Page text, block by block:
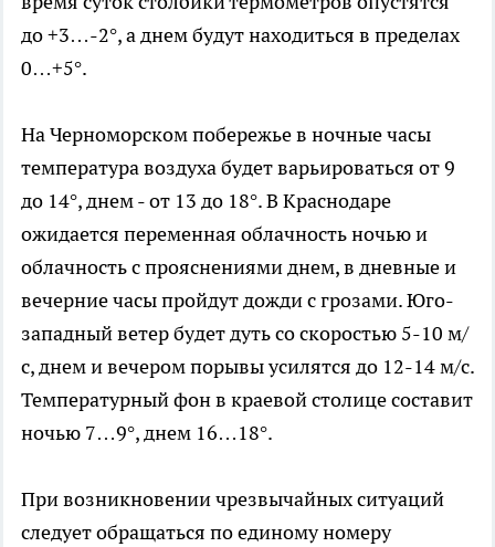
до +3…-2°, а днем будут находиться в пределах
0…+5°.
На Черноморском побережье в ночные часы
температура воздуха будет варьироваться от 9
до 14°, днем - от 13 до 18°. В Краснодаре
ожидается переменная облачность ночью и
облачность с прояснениями днем, в дневные и
вечерние часы пройдут дожди с грозами. Юго-
западный ветер будет дуть со скоростью 5-10 м/
с, днем и вечером порывы усилятся до 12-14 м/с.
Температурный фон в краевой столице составит
ночью 7…9°, днем 16…18°.
При возникновении чрезвычайных ситуаций
следует обращаться по единому номеру